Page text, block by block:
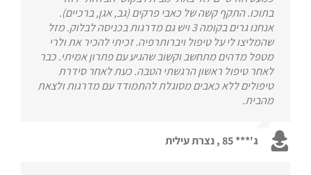
בתוכו. התקף קשה של כאבי פרקים (גב, אגן, ברכיים).
אנחנו גרים בקומה 3 ויש גם מדרגות בכניסה לבלוק. מזל
שהמליצו לי על טיפול ויברותרפיה. זכיתי להכיר את ולרי
מטפל מדהים מתחשב וקשוב שהגיע עם פתרון אמיתי. כבר
לאחר טיפול ראשון הרגשתי הטבה. כעת לאחר סידרת
טיפולים ללא כאבים מסוגלת להתמודד עם מדרגות ולצאת
מהבית.
ג'*** 85 , נצרת עילית